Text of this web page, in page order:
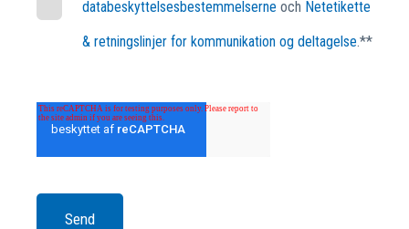
databeskyttelsesbestemmelserne och Netetikette
& retningslinjer for kommunikation og deltagelse.**